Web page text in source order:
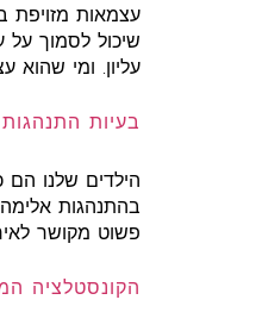
עצמאות מזויפת
שיכול לסמוך
עליון. ומי שהוא
בעיות
הילדים שלנו
בהתנהגות
פשוט מקושר
הקונסטלציה